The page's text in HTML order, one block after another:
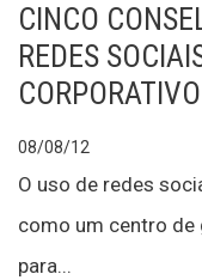
CINCO
REDES
CORPORATIVO
08/08/12
O uso de redes
como um centro de
para...